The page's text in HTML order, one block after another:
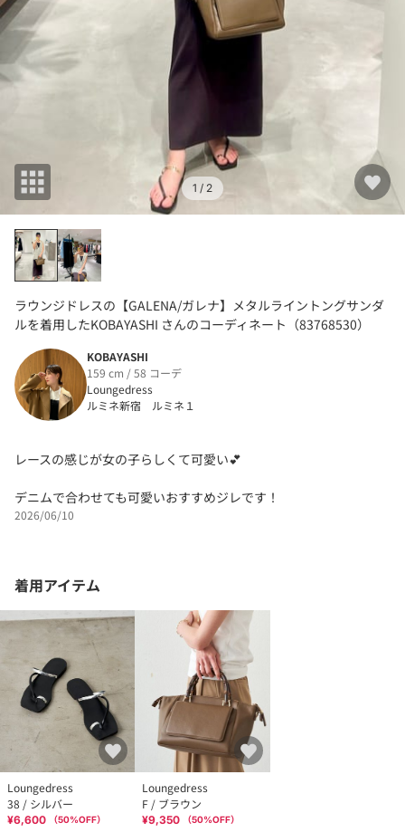
1 / 2
ラウンジドレスの【GALENA/ガレナ】メタルライントングサンダ
ルを着用したKOBAYASHI さんのコーディネート（83768530）
KOBAYASHI
159 cm / 58 コーデ
Loungedress
ルミネ新宿 ルミネ１
レースの感じが女の子らしくて可愛い💕
デニムで合わせても可愛いおすすめジレです！
2026/06/10
着用アイテム
Loungedress
38 / シルバー
¥6,600 （50%OFF）
Loungedress
F / ブラウン
¥9,350 （50%OFF）